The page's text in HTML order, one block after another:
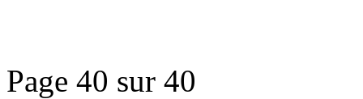
Page 40 sur 40